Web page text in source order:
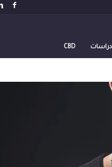
CBD دراسات